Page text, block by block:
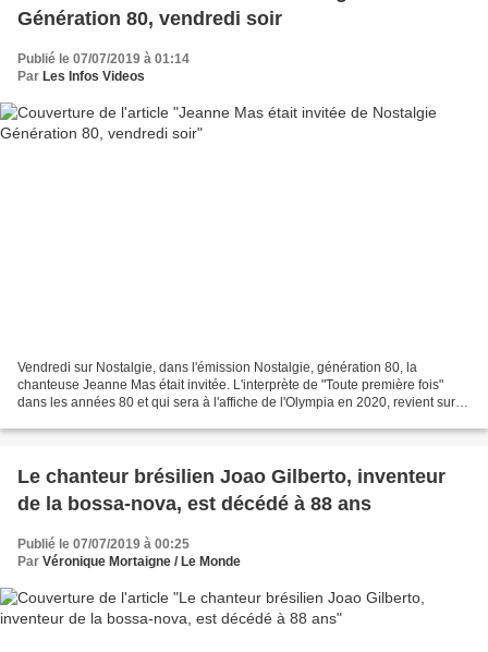
Génération 80, vendredi soir
Publié le 07/07/2019 à 01:14
Par Les Infos Videos
Vendredi sur Nostalgie, dans l'émission Nostalgie, génération 80, la
chanteuse Jeanne Mas était invitée. L'interprète de "Toute première fois"
dans les années 80 et qui sera à l'affiche de l'Olympia en 2020, revient sur
Le chanteur brésilien Joao Gilberto, inventeur
de la bossa-nova, est décédé à 88 ans
Publié le 07/07/2019 à 00:25
Par Véronique Mortaigne / Le Monde